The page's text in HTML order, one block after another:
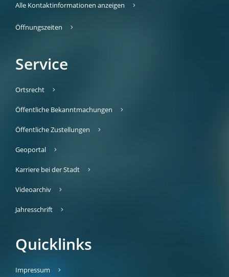
Alle Kontaktinformationen anzeigen
Öffnungszeiten
Service
Ortsrecht
Öffentliche Bekanntmachungen
Öffentliche Zustellungen
Geoportal
Karriere bei der Stadt
Videoarchiv
Jahresschrift
Quicklinks
Impressum